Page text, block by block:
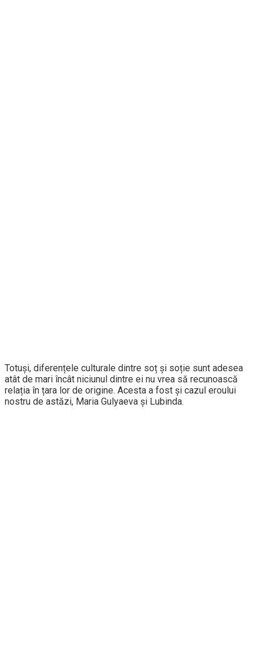
Totuși, diferențele culturale dintre soț și soție sunt adesea
atât de mari încât niciunul dintre ei nu vrea să recunoască
relația în țara lor de origine. Acesta a fost și cazul eroului
nostru de astăzi, Maria Gulyaeva și Lubinda.